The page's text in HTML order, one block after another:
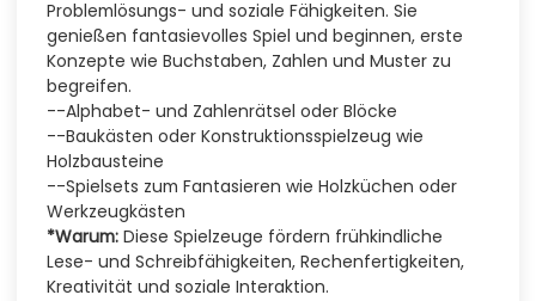
Problemlösungs- und soziale Fähigkeiten. Sie
genießen fantasievolles Spiel und beginnen, erste
Konzepte wie Buchstaben, Zahlen und Muster zu
begreifen.
--Alphabet- und Zahlenrätsel oder Blöcke
--Baukästen oder Konstruktionsspielzeug wie
Holzbausteine
--Spielsets zum Fantasieren wie Holzküchen oder
Werkzeugkästen
*Warum:Diese Spielzeuge fördern frühkindliche
Lese- und Schreibfähigkeiten, Rechenfertigkeiten,
Kreativität und soziale Interaktion.